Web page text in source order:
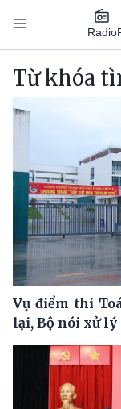
Nhảy đến nội dung
Radio
Main
Từ khóa
Vụ điểm thi
lại, Bộ nói xử